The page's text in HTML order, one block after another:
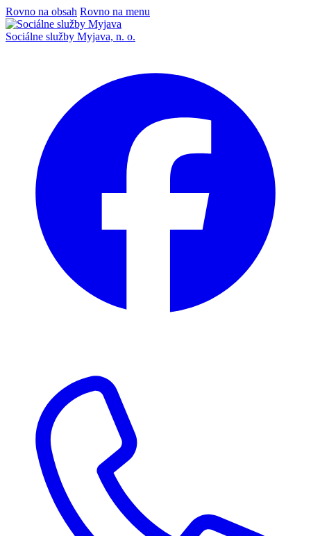
Rovno na obsah Rovno na menu
Sociálne služby Myjava, n. o.